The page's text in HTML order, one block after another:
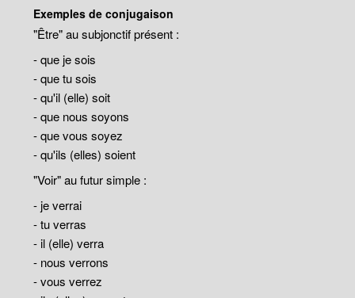
Exemples de conjugaison
"Être" au subjonctif présent :
- que je sois
- que tu sois
- qu'il (elle) soit
- que nous soyons
- que vous soyez
- qu'ils (elles) soient
"Voir" au futur simple :
- je verrai
- tu verras
- il (elle) verra
- nous verrons
- vous verrez